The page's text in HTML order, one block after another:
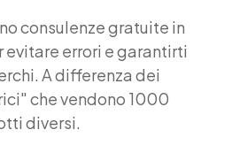
consulenze gratuite in
errori e garantirti
A differenza dei
che vendono 1000
diversi.